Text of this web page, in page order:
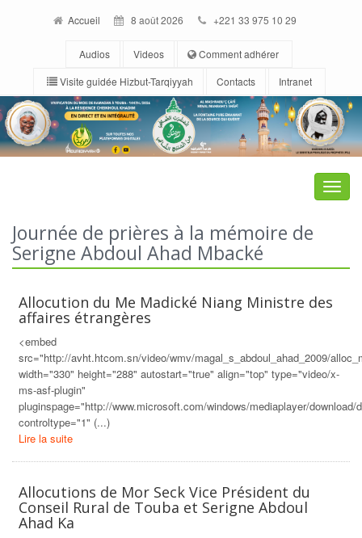
Accueil 8 août 2026 +221 33 975 10 29
Audios Videos
Comment adhérer
Visite guidée Hizbut-Tarqiyyah
Contacts Intranet
Toggle
Journée de prières à la mémoire de
Serigne Abdoul Ahad Mbacké
Allocution du Me Madické Niang Ministre des
affaires étrangères
<embed
src="http://avht.htcom.sn/video/wmv/magal_s_abdoul_ahad_2009/
width="330" height="288" autostart="true" align="top" type="video/x-
ms-asf-plugin"
pluginspage="http://www.microsoft.com/windows/mediaplayer/download/
controltype="1" (...)
Lire la suite
Allocutions de Mor Seck Vice Président du
Conseil Rural de Touba et Serigne Abdoul
Ahad Ka